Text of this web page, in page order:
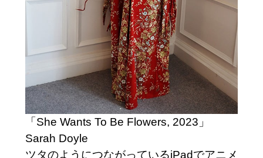
「She Wants To Be Flowers, 2023」
Sarah Doyle
ツタのようにつながっているiPadでアニメ